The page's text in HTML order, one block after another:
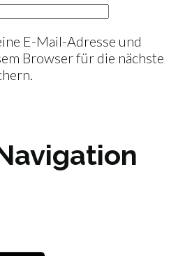
E-Mail-Adresse und
Browser für die nächste